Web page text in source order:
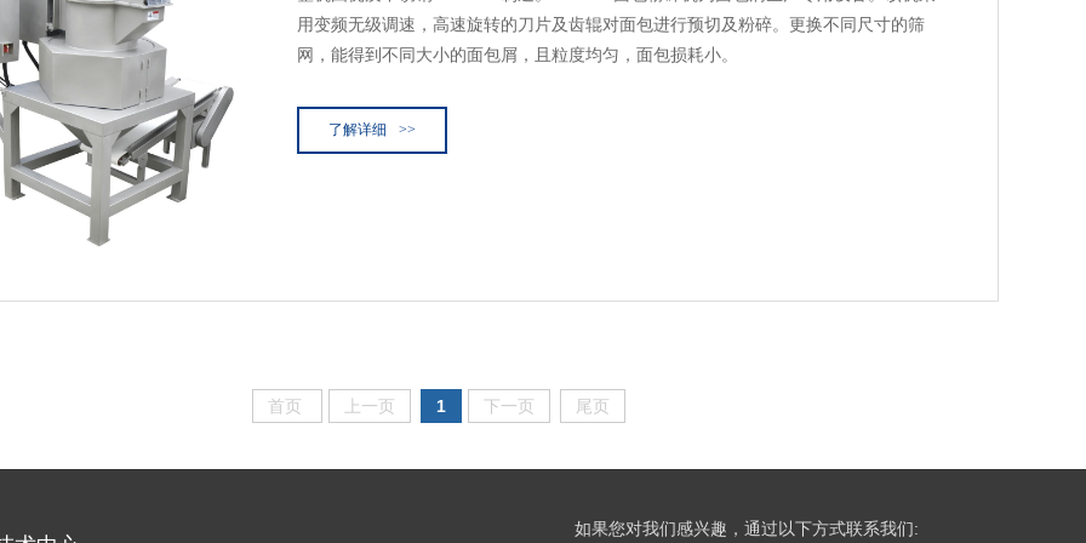
用变频无级调速，高速旋转的刀片及齿辊对面包进行预切及粉碎。更换不同尺寸的筛
网，能得到不同大小的面包屑，且粒度均匀，面包损耗小。
了解详细 >>
首页 上一页 1 下一页 尾页
如果您对我们感兴趣，通过以下方式联系我们: